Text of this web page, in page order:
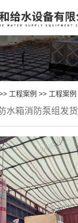
工程案例 >> 工程案例
水箱消防泵组发货